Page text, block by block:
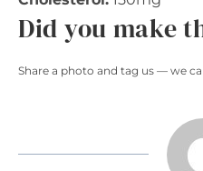
Did you make
Share a photo and tag us — we